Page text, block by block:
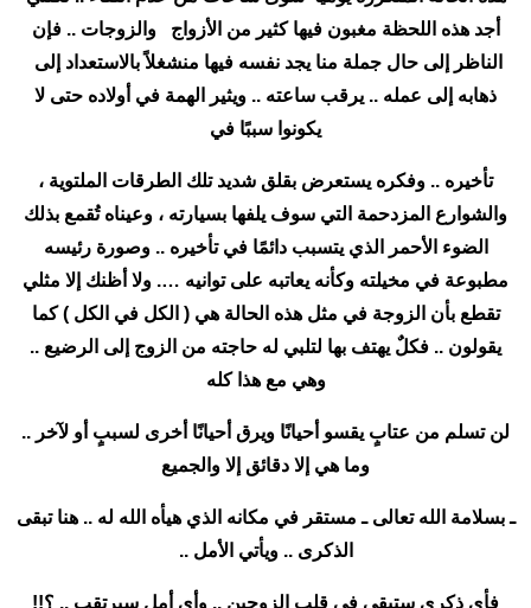
أجد هذه اللحظة مغبون فيها كثير من الأزواج والزوجات .. فإن
الناظر إلى حال جملة منا يجد نفسه فيها منشغلاً بالاستعداد إلى
ذهابه إلى عمله .. يرقب ساعته .. ويثير الهمة في أولاده حتى لا
يكونوا سببًا في
تأخيره .. وفكره يستعرض بقلق شديد تلك الطرقات الملتوية ،
والشوارع المزدحمة التي سوف يلفها بسيارته ، وعيناه تُقمع بذلك
الضوء الأحمر الذي يتسبب دائمًا في تأخيره .. وصورة رئيسه
مطبوعة في مخيلته وكأنه يعاتبه على توانيه …. ولا أظنك إلا مثلي
تقطع بأن الزوجة في مثل هذه الحالة هي ( الكل في الكل ) كما
يقولون .. فكلٌ يهتف بها لتلبي له حاجته من الزوج إلى الرضيع ..
وهي مع هذا كله
لن تسلم من عتابٍ يقسو أحيانًا ويرق أحيانًا أخرى لسببٍ أو لآخر ..
وما هي إلا دقائق إلا والجميع
ـ بسلامة الله تعالى ـ مستقر في مكانه الذي هيأه الله له .. هنا تبقى
الذكرى .. ويأتي الأمل ..
فأي ذكرى ستبقى في قلب الزوجين .. وأي أمل سيرتقب .. ؟!!